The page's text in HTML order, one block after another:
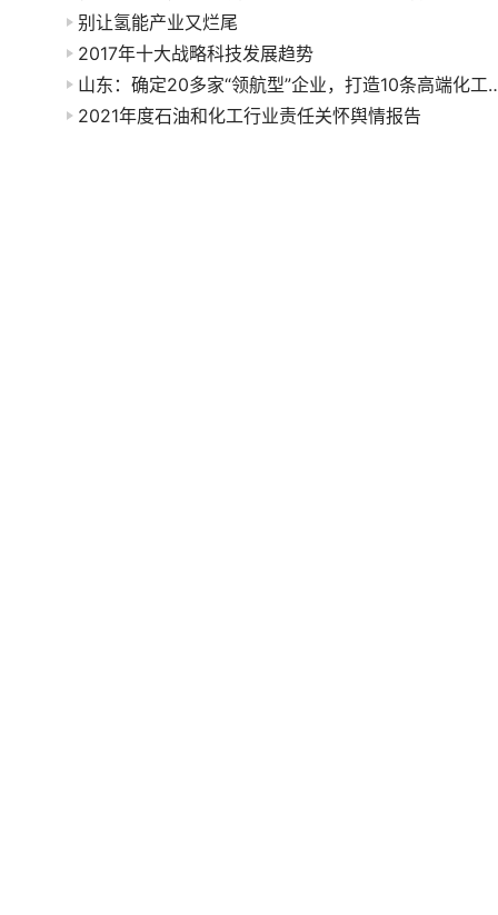
别让氢能产业又烂尾
2017年十大战略科技发展趋势
山东：确定20多家“领航
2021年度石油和化工行业责任关怀舆情报告